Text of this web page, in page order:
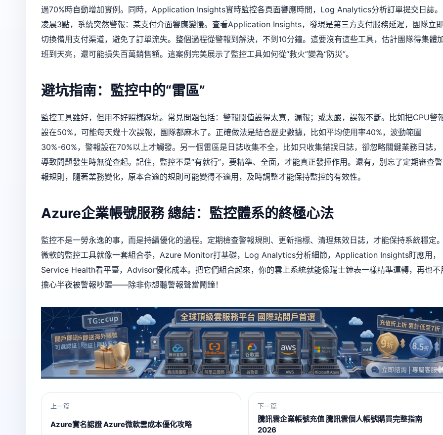
過70%時自動增加實例。同時，Application Insights實時監控各頁面響應時間，Log Analytics分析訂單提交日誌。
凌晨3點，系統突然警報：某支付介面響應變慢。查看Application Insights，發現是第三方支付服務延遲，團隊立
切換備用支付渠道，避免了訂單流失。整個過程從警報到解決，不到10分鐘。這要沒有這些工具，估計團隊得集體
班到天亮，還可能損失百萬銷售額。這案例完美展示了監控工具如何從“救火”變為“防災”。
避坑指南：監控中的“雷區”
監控工具雖好，但用不好照樣踩坑。常見問題包括：警報閾值設得太寬，漏報；或太嚴，誤報不斷。比如把CPU警
設在50%，可能每天幾十次誤報，團隊都麻木了。正確做法是結合歷史數據，比如平均使用率40%，波動範圍
30%-60%，警報設在70%以上才觸發。另一個雷區是日誌收集不全，比如只收集錯誤日誌，卻忽略關鍵業務日誌，
導致問題發生時無從查起。記住，監控不是“有就行”，要精準、全面，才能真正發揮作用。還有，別忘了定期審查警
報規則，隨著業務變化，原本合適的規則可能變得不適用，及時調整才能保持監控的有效性。
Azure企業帳號服務總結：監控體系的終極心法
監控不是一勞永逸的事，而是持續優化的過程。定期檢查警報規則、更新指標、清理無效日誌，才能保持系統穩定
微軟的監控工具就像一套組合拳，Azure Monitor打基礎，Log Analytics分析細節，Application Insights盯應用，
Service Health看平臺，Advisor優化成本。把它們組合起來，你的雲上系統就能像瑞士鐘表一樣精準運轉，再也不
擔心半夜被警報吵醒——除非你想聽警報聲當鬧鐘！
上一篇
Azure實名認證 Azure微軟雲成本優化攻略
下一篇
騰訊雲企業帳號充值 騰訊雲個人帳號購買完整指南
2026